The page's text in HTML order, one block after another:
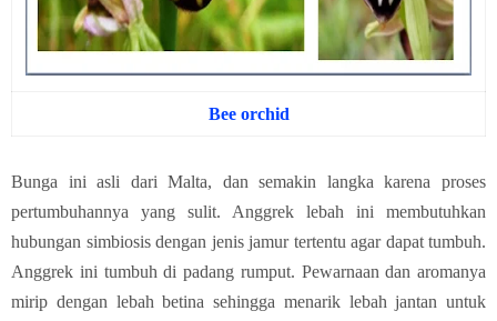
Bee orchid
Bunga ini asli dari Malta, dan semakin langka karena proses
pertumbuhannya yang sulit. Anggrek lebah ini membutuhkan
hubungan simbiosis dengan jenis jamur tertentu agar dapat tumbuh.
Anggrek ini tumbuh di padang rumput. Pewarnaan dan aromanya
mirip dengan lebah betina sehingga menarik lebah jantan untuk